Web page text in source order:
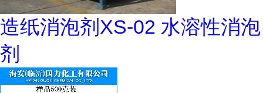
造纸消泡剂XS-02 水溶性消泡
剂